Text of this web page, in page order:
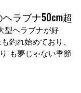
ラブナ50cm超
型ヘラブナが好
釣れ始めており、
”も夢じゃない季節